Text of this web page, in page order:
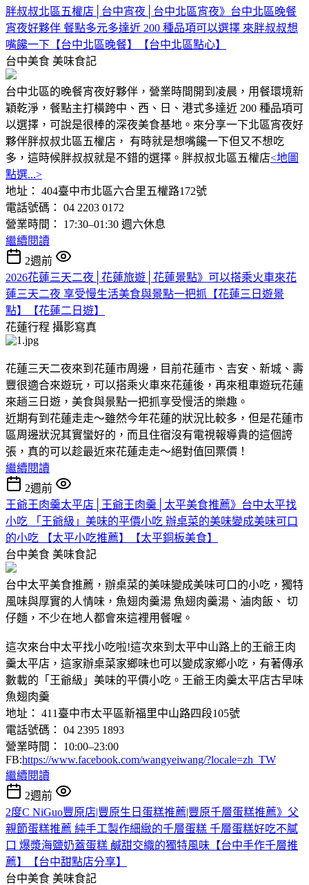
胖叔叔北區五權店│台中宵夜│台中北區宵夜》台中北區晚餐
宵夜好夥伴 餐點多元多達近 200 種品項可以選擇 來胖叔叔想
嘴饞一下【台中北區晚餐】【台中北區點心】
台中美食 美味食記
台中北區的晚餐宵夜好夥伴，營業時間開到凌晨，用餐環境新
穎乾淨，餐點主打橫跨中、西、日、港式多達近 200 種品項可
以選擇，可說是很棒的深夜美食基地。來分享一下北區宵夜好
夥伴胖叔叔北區五權店， 有時就是想嘴饞一下但又不想吃
多，這時候胖叔叔就是不錯的選擇。胖叔叔北區五權店<地圖
點選...>
地址： 404臺中市北區六合里五權路172號
電話號碼： 04 2203 0172
營業時間： 17:30–01:30 週六休息
繼續閱讀
2週前
2026花蓮三天二夜│花蓮旅遊│花蓮景點》可以搭乘火車來花
蓮三天二夜 享受慢生活美食與景點一把抓【花蓮三日遊景
點】【花蓮二日遊】
花蓮行程 攝影寫真
花蓮三天二夜來到花蓮市周邊，目前花蓮市、吉安、新城、壽
豐很適合來遊玩，可以搭乘火車來花蓮後，再來租車遊玩花蓮
來趟三日遊，美食與景點一把抓享受慢活的樂趣。
近期有到花蓮走走～雖然今年花蓮的狀況比較多，但是花蓮市
區周邊狀況其實蠻好的，而且住宿沒有電視報導貴的這個誇
張，真的可以趁最近來花蓮走走～絕對值回票價！
繼續閱讀
2週前
王爺王肉羹太平店│王爺王肉羹│太平美食推薦》台中太平找
小吃 「王爺級」美味的平價小吃 辦桌菜的美味變成美味可口
的小吃 【太平小吃推薦】【太平銅板美食】
台中美食 美味食記
台中太平美食推薦，辦桌菜的美味變成美味可口的小吃，獨特
風味與厚實的人情味，魚翅肉羹湯 魚翅肉羹湯、滷肉飯、 切
仔麵，不少在地人都會來這裡用餐喔。
這次來台中太平找小吃啦!這次來到太平中山路上的王爺王肉
羹太平店，這家辦桌菜家鄉味也可以變成家鄉小吃，有著傳承
數載的「王爺級」美味的平價小吃。王爺王肉羹太平店古早味
魚翅肉羹
地址： 411臺中市太平區新福里中山路四段105號
電話號碼： 04 2395 1893
營業時間： 10:00–23:00
FB:https://www.facebook.com/wangyeiwang/?locale=zh_TW
繼續閱讀
2週前
2度C NiGuo豐原店|豐原生日蛋糕推薦|豐原千層蛋糕推薦》父
親節蛋糕推薦 純手工製作細緻的千層蛋糕 千層蛋糕好吃不膩
口 爆漿海鹽奶蓋蛋糕 鹹甜交織的獨特風味【台中手作千層推
薦】【台中甜點店分享】
台中美食 美味食記